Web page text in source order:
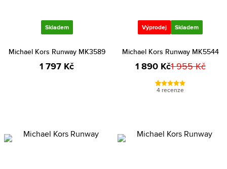
Skladem
Michael Kors Runway MK3589
1 797 Kč
Výprodej Skladem
Michael Kors Runway MK5544
1 890 Kč1 955 Kč
4 recenze